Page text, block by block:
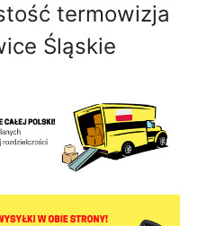
termowizja
Śląskie